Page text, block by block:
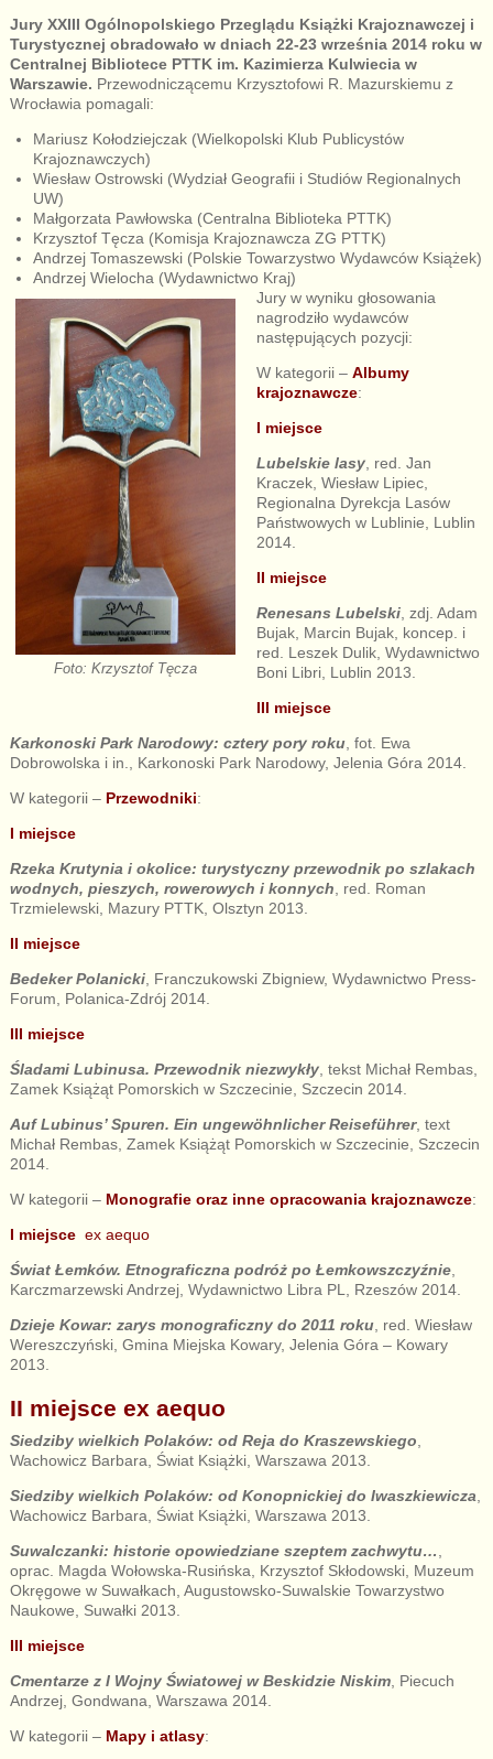
Jury XXIII Ogólnopolskiego Przeglądu Książki Krajoznawczej i
Turystycznej obradowało w dniach 22-23 września 2014 roku w
Centralnej Bibliotece PTTK im. Kazimierza Kulwiecia w
Warszawie. Przewodniczącemu Krzysztofowi R. Mazurskiemu z
Wrocławia pomagali:
Mariusz Kołodziejczak (Wielkopolski Klub Publicystów
Krajoznawczych)
Wiesław Ostrowski (Wydział Geografii i Studiów Regionalnych
UW)
Małgorzata Pawłowska (Centralna Biblioteka PTTK)
Krzysztof Tęcza (Komisja Krajoznawcza ZG PTTK)
Andrzej Tomaszewski (Polskie Towarzystwo Wydawców Książek)
Andrzej Wielocha (Wydawnictwo Kraj)
Foto: Krzysztof Tęcza
Jury w wyniku głosowania
nagrodziło wydawców
następujących pozycji:
W kategorii – Albumy
krajoznawcze:
I miejsce
Lubelskie lasy, red. Jan
Kraczek, Wiesław Lipiec,
Regionalna Dyrekcja Lasów
Państwowych w Lublinie, Lublin
2014.
II miejsce
Renesans Lubelski, zdj. Adam
Bujak, Marcin Bujak, koncep. i
red. Leszek Dulik, Wydawnictwo
Boni Libri, Lublin 2013.
III miejsce
Karkonoski Park Narodowy: cztery pory roku, fot. Ewa
Dobrowolska i in., Karkonoski Park Narodowy, Jelenia Góra 2014.
W kategorii – Przewodniki:
I miejsce
Rzeka Krutynia i okolice: turystyczny przewodnik po szlakach
wodnych, pieszych, rowerowych i konnych , red. Roman
Trzmielewski, Mazury PTTK, Olsztyn 2013.
II miejsce
Bedeker Polanicki, Franczukowski Zbigniew, Wydawnictwo Press-
Forum, Polanica-Zdrój 2014.
III miejsce
Śladami Lubinusa. Przewodnik niezwykły, tekst Michał Rembas,
Zamek Książąt Pomorskich w Szczecinie, Szczecin 2014.
Auf Lubinus’ Spuren. Ein ungewöhnlicher Reiseführer, text
Michał Rembas, Zamek Książąt Pomorskich w Szczecinie, Szczecin
2014.
W kategorii – Monografie oraz inne opracowania krajoznawcze:
I miejsce ex aequo
Świat Łemków. Etnograficzna podróż po Łemkowszczyźnie,
Karczmarzewski Andrzej, Wydawnictwo Libra PL, Rzeszów 2014.
Dzieje Kowar: zarys monograficzny do 2011 roku, red. Wiesław
Wereszczyński, Gmina Miejska Kowary, Jelenia Góra – Kowary
2013.
II miejsce ex aequo
Siedziby wielkich Polaków: od Reja do Kraszewskiego,
Wachowicz Barbara, Świat Książki, Warszawa 2013.
Siedziby wielkich Polaków: od Konopnickiej do Iwaszkiewicza,
Wachowicz Barbara, Świat Książki, Warszawa 2013.
Suwalczanki: historie opowiedziane szeptem zachwytu…,
oprac. Magda Wołowska-Rusińska, Krzysztof Skłodowski, Muzeum
Okręgowe w Suwałkach, Augustowsko-Suwalskie Towarzystwo
Naukowe, Suwałki 2013.
III miejsce
Cmentarze z I Wojny Światowej w Beskidzie Niskim, Piecuch
Andrzej, Gondwana, Warszawa 2014.
W kategorii – Mapy i atlasy: